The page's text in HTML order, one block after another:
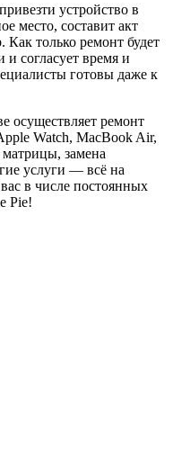
устройство в
место, составит акт
Как только ремонт будет
согласует время и
готовы даже к
осуществляет ремонт
Watch, MacBook Air,
замена
услуги — всё на
в числе постоянных
Pie!